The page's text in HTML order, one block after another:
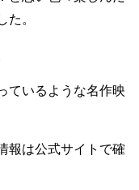
た。
ているような名作映
報は公式サイトで確